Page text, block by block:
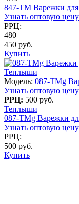
847-TM Варежки
Узнать оптовую цену
РРЦ:
480
450 руб.
Купить
Теплыши
Модель: 087-TMg
Узнать оптовую цену
РРЦ: 500 руб.
Теплыши
087-TMg Варежки
Узнать оптовую цену
РРЦ:
500 руб.
Купить